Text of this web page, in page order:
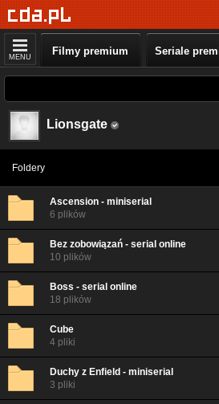
MENU Filmy premium Seriale
Lionsgate
Foldery
Ascension - miniserial
6 plików
Bez zobowiązań - serial online
10 plików
Boss - serial online
18 plików
Cube
4 pliki
Duchy z Enfield - miniserial
3 pliki